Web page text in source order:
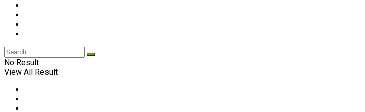
No Result
View All Result